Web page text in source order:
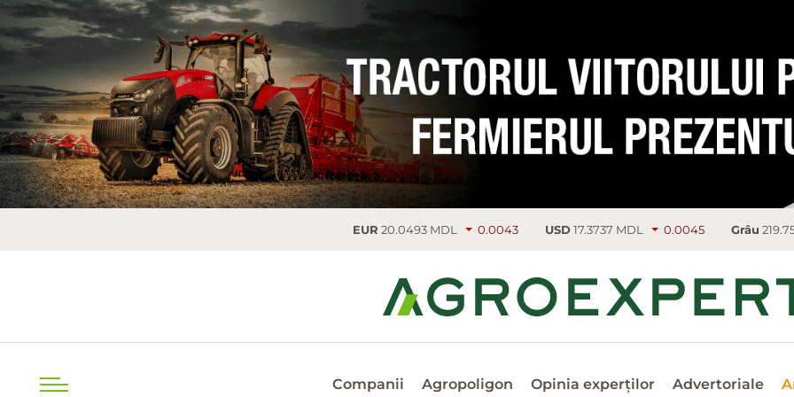
20.0493 MDL 0.0043 USD17.3737 MDL 0.0045 Grâu219.75 €/т 4.5
Companii Agropoligon Opinia experților Advertoriale